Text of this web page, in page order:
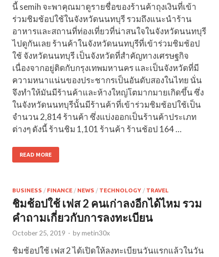
นี้ semih จะพาคุณมาดูรายชื่อของร้านค้าถุงเงินที่เข้า
ร่วมชิมช้อปใช้ในจังหวัดนนทบุรี รวมถึงแนะนำร้าน
อาหารและสถานที่ท่องเที่ยวที่น่าสนใจในจังหวัดนนทบุรี
ไปดูกันเลย ร้านค้าในจังหวัดนนทบุรีที่เข้าร่วมชิมช้อป
ใช้ จังหวัดนนทบุรี เป็นจังหวัดที่สำคัญทางเศรษฐกิจ
เนื่องจากอยู่ติดกับกรุงเทพมหานคร และเป็นจังหวัดที่มี
ความหนาแน่นของประชากรเป็นอันดับสองในไทย นั่น
จึงทำให้มันมีร้านค้าและห้างใหญ่โตมากมายเกิดขึ้น ซึ่ง
ในจังหวัดนนทบุรีนั้นมีร้านค้าที่เข้าร่วมชิมช้อปใช้เป็น
จำนวน 2,814 ร้านค้า ซึ่งแบ่งออกเป็นร้านค้าประเภท
ต่างๆ ดังนี้ ร้านชิม 1,101 ร้านค้า ร้านช้อป 164 …
READ MORE
BUSINESS / FINANCE / NEWS / TECHNOLOGY / TRAVEL
ชิมช้อปใช้ เฟส 2 คนเก่าลงอีกได้ไหม รวม
คำถามเกี่ยวกับการลงทะเบียน
October 25, 2019 - bymetin30x
ชิมช้อปใช้ เฟส 2 ได้เปิดให้ลงทะเบียนวันแรกแล้วในวัน